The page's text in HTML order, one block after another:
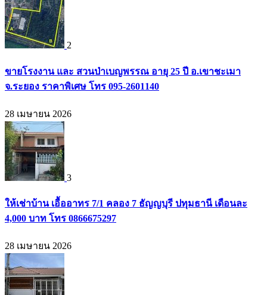
2
ขายโรงงาน และ สวนป่าเบญพรรณ อายุ 25 ปี อ.เขาชะเมา
จ.ระยอง ราคาพิเศษ โทร 095-2601140
28 เมษายน 2026
3
ให้เช่าบ้าน เอื้ออาทร 7/1 คลอง 7 ธัญญบุรี ปทุมธานี เดือนละ
4,000 บาท โทร 0866675297
28 เมษายน 2026